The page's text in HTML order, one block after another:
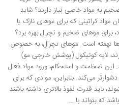
به مواد خاصی نیاز دارند؟ شاید
مواد کراتینی که برای موهای نازک یا
برای موهای ضخیم و نچرال بهره برد؟
نهفته است. موهای نچرال، به خصوص
لایه کوتیکول (پوشش خارجی مو)
این ضخامت و استحکام، ورود مواد فعال
می‌کند. بنابراین، موادی که برای
باید قدرت نفوذ بالاتری داشته باشند
که بتواند با …